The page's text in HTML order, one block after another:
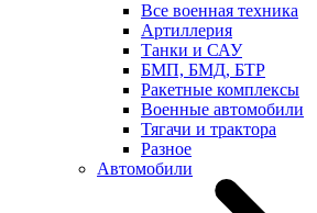
Все военная техника
Артиллерия
Танки и САУ
БМП, БМД, БТР
Ракетные комплексы
Военные автомобили
Тягачи и трактора
Разное
Автомобили